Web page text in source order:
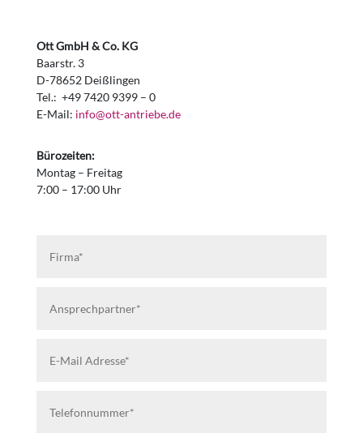
Ott GmbH & Co. KG
Baarstr. 3
D-78652 Deißlingen
Tel.: +49 7420 9399 – 0
E-Mail: info@ott-antriebe.de
Bürozeiten:
Montag – Freitag
7:00 – 17:00 Uhr